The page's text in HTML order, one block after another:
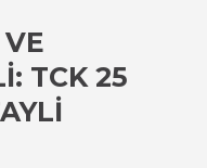
TCK 25